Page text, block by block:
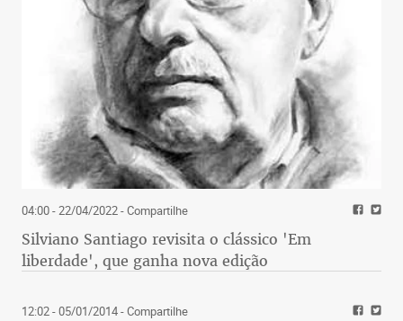
04:00 - 22/04/2022- Compartilhe
Silviano Santiago revisita o clássico 'Em
liberdade', que ganha nova edição
12:02 - 05/01/2014- Compartilhe